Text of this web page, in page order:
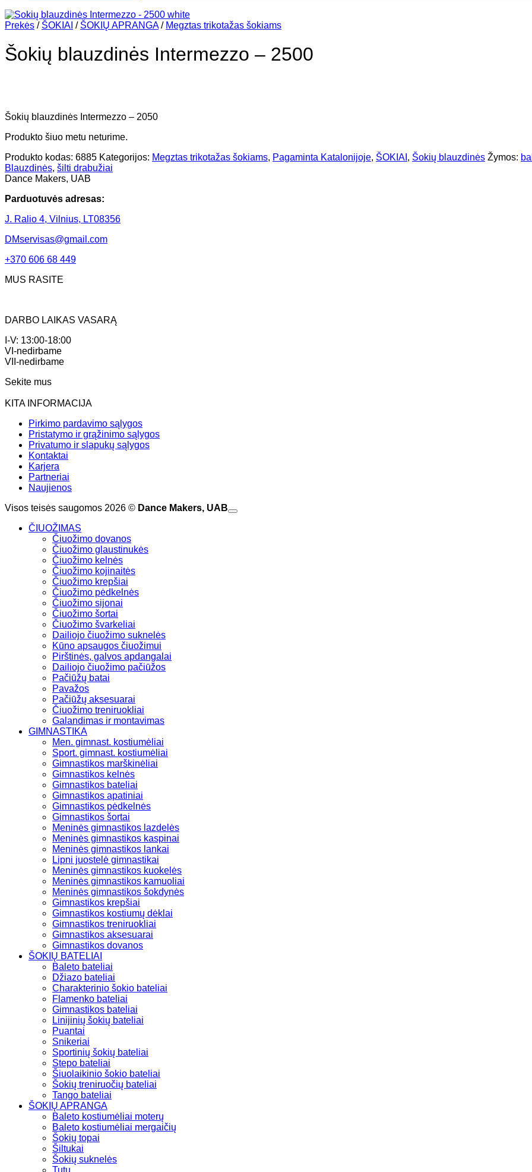
Prekės / ŠOKIAI / ŠOKIŲ APRANGA / Megztas trikotažas šokiams
Šokių blauzdinės Intermezzo – 2500
Šokių blauzdinės Intermezzo – 2050
Produkto šiuo metu neturime.
Produkto kodas: 6885 Kategorijos: Megztas trikotažas šokiams, Pagaminta Katalonijoje, ŠOKIAI , Šokių blauzdinės Žymos:
Blauzdinės, šilti drabužiai
Dance Makers, UAB
Parduotuvės adresas:
J. Ralio 4, Vilnius, LT08356
DMservisas@gmail.com
+370 606 68 449
MUS RASITE
DARBO LAIKAS VASARĄ
I-V: 13:00-18:00
VI-nedirbame
VII-nedirbame
Sekite mus
KITA INFORMACIJA
Pirkimo pardavimo sąlygos
Pristatymo ir grąžinimo sąlygos
Privatumo ir slapukų sąlygos
Kontaktai
Karjera
Partneriai
Naujienos
Visos teisės saugomos 2026 © Dance Makers, UAB
ČIUOŽIMAS
Čiuožimo dovanos
Čiuožimo glaustinukės
Čiuožimo kelnės
Čiuožimo kojinaitės
Čiuožimo krepšiai
Čiuožimo pėdkelnės
Čiuožimo sijonai
Čiuožimo šortai
Čiuožimo švarkeliai
Dailiojo čiuožimo suknelės
Kūno apsaugos čiuožimui
Pirštinės, galvos apdangalai
Dailiojo čiuožimo pačiūžos
Pačiūžų batai
Pavažos
Pačiūžų aksesuarai
Čiuožimo treniruokliai
Galandimas ir montavimas
GIMNASTIKA
Men. gimnast. kostiumėliai
Sport. gimnast. kostiumėliai
Gimnastikos marškinėliai
Gimnastikos kelnės
Gimnastikos bateliai
Gimnastikos apatiniai
Gimnastikos pėdkelnės
Gimnastikos šortai
Meninės gimnastikos lazdelės
Meninės gimnastikos kaspinai
Meninės gimnastikos lankai
Lipni juostelė gimnastikai
Meninės gimnastikos kuokelės
Meninės gimnastikos kamuoliai
Meninės gimnastikos šokdynės
Gimnastikos krepšiai
Gimnastikos kostiumų dėklai
Gimnastikos treniruokliai
Gimnastikos aksesuarai
Gimnastikos dovanos
ŠOKIŲ BATELIAI
Baleto bateliai
Džiazo bateliai
Charakterinio šokio bateliai
Flamenko bateliai
Gimnastikos bateliai
Linijinių šokių bateliai
Puantai
Snikeriai
Sportinių šokių bateliai
Stepo bateliai
Šiuolaikinio šokio bateliai
Šokių treniruočių bateliai
Tango bateliai
ŠOKIŲ APRANGA
Baleto kostiumėliai moterų
Baleto kostiumėliai mergaičių
Šokių topai
Šiltukai
Šokių suknelės
Tutu